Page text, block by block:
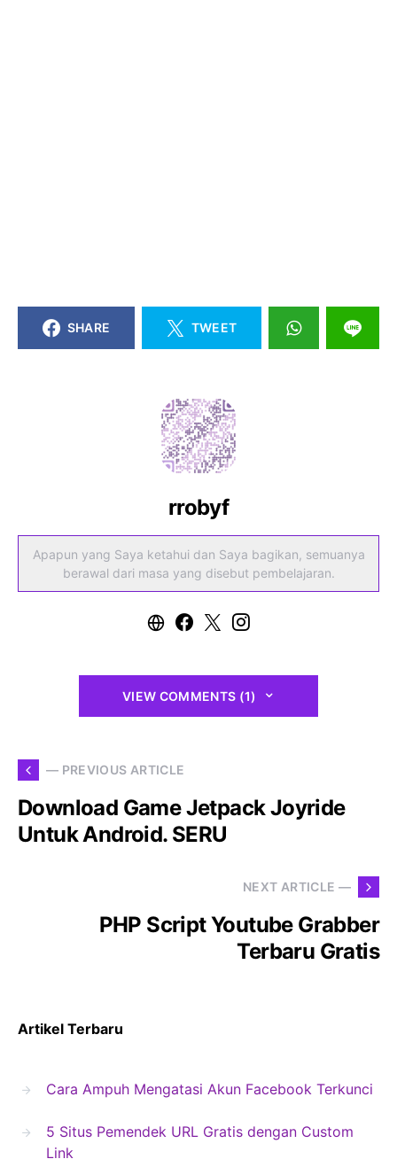
SHARE TWEET
rrobyf
Apapun yang Saya ketahui dan Saya bagikan, semuanya
berawal dari masa yang disebut pembelajaran.
VIEW COMMENTS (1)
— PREVIOUS ARTICLE
Download Game Jetpack Joyride
Untuk Android. SERU
NEXT ARTICLE —
PHP Script Youtube Grabber
Terbaru Gratis
Artikel Terbaru
Cara Ampuh Mengatasi Akun Facebook Terkunci
5 Situs Pemendek URL Gratis dengan Custom
Link